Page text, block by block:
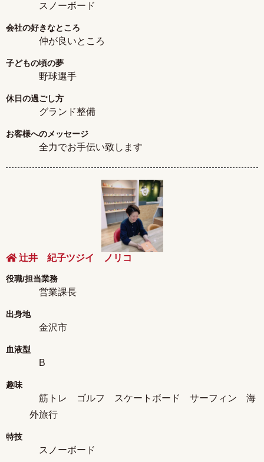
スノーボード
会社の好きなところ
仲が良いところ
子どもの頃の夢
野球選手
休日の過ごし方
グランド整備
お客様へのメッセージ
全力でお手伝い致します
辻井 紀子ツジイ ノリコ
役職/担当業務
営業課長
出身地
金沢市
血液型
B
趣味
筋トレ ゴルフ スケートボード サーフィン 海
外旅行
特技
スノーボード